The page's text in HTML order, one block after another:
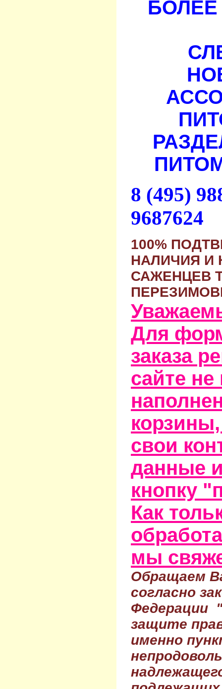
БОЛЕЕ
8 (495)
9687624
100%
НАЛИЧИЯ И
САЖЕНЦЕВ
Для
заказа
сайте
свои
данные
кнопку
Как
мы
Обращаем
согласно
Федерации
защите
именно